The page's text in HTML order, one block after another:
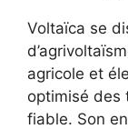
Voltaïca se
agricole et
optimisé des
fiable. Son